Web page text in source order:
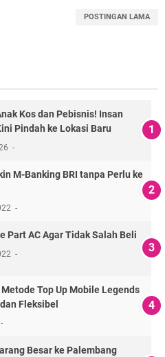
POSTINGAN LAMA
Kos dan Pebisnis! Insan
Pindah ke Lokasi Baru
M-Banking BRI tanpa Perlu ke
Part AC Agar Tidak Salah Beli
Top Up Mobile Legends
Fleksibel
Besar ke Palembang